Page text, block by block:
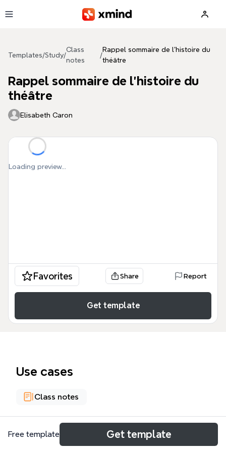
Templates/Study/
Class
notes
/
Rappel sommaire de l’histoire du
théâtre
Rappel sommaire de l’histoire du
théâtre
Elisabeth Caron
Loading preview...
Favorites Share Report
Get template
Use cases
Class notes
About
Free template Get template